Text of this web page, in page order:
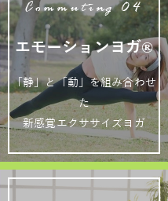
Commuting 04
エモーションヨガ®
「静」と「動」を組み合わせ
た
新感覚エクササイズヨガ